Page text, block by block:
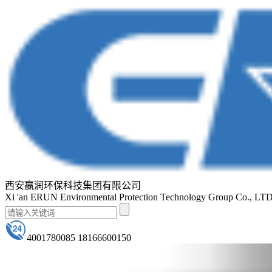
西安赢润环保科技集团有限公司
Xi 'an ERUN Environmental Protection Technology Group Co.,
4001780085 18166600150